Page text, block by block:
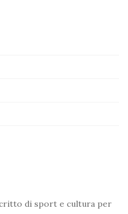
di sport e cultura per